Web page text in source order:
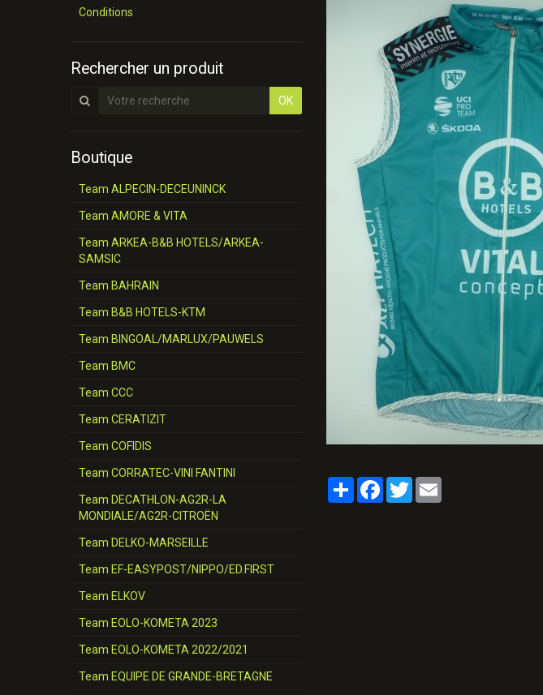
PartagerFacebook
Twitter
Conditions
Rechercher un produit
OK
Boutique
Team ALPECIN-DECEUNINCK
Team AMORE & VITA
Team ARKEA-B&B HOTELS/ARKEA-
SAMSIC
Team BAHRAIN
Team B&B HOTELS-KTM
Team BINGOAL/MARLUX/PAUWELS
Team BMC
Team CCC
Team CERATIZIT
Team COFIDIS
Team CORRATEC-VINI FANTINI
Team DECATHLON-AG2R-LA
MONDIALE/AG2R-CITROËN
Team DELKO-MARSEILLE
Team EF-EASYPOST/NIPPO/ED.FIRST
Team ELKOV
Team EOLO-KOMETA 2023
Team EOLO-KOMETA 2022/2021
Team EQUIPE DE GRANDE-BRETAGNE